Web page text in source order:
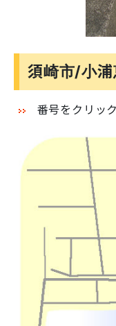
須崎市/小
番号をクリック